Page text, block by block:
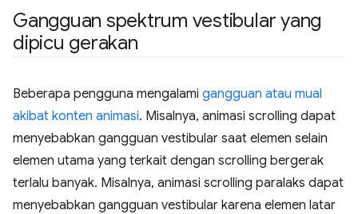
Gangguan spektrum vestibular yang
dipicu gerakan
Beberapa pengguna mengalami gangguan atau mual
akibat konten animasi. Misalnya, animasi scrolling dapat
menyebabkan gangguan vestibular saat elemen selain
elemen utama yang terkait dengan scrolling bergerak
terlalu banyak. Misalnya, animasi scrolling paralaks dapat
menyebabkan gangguan vestibular karena elemen latar